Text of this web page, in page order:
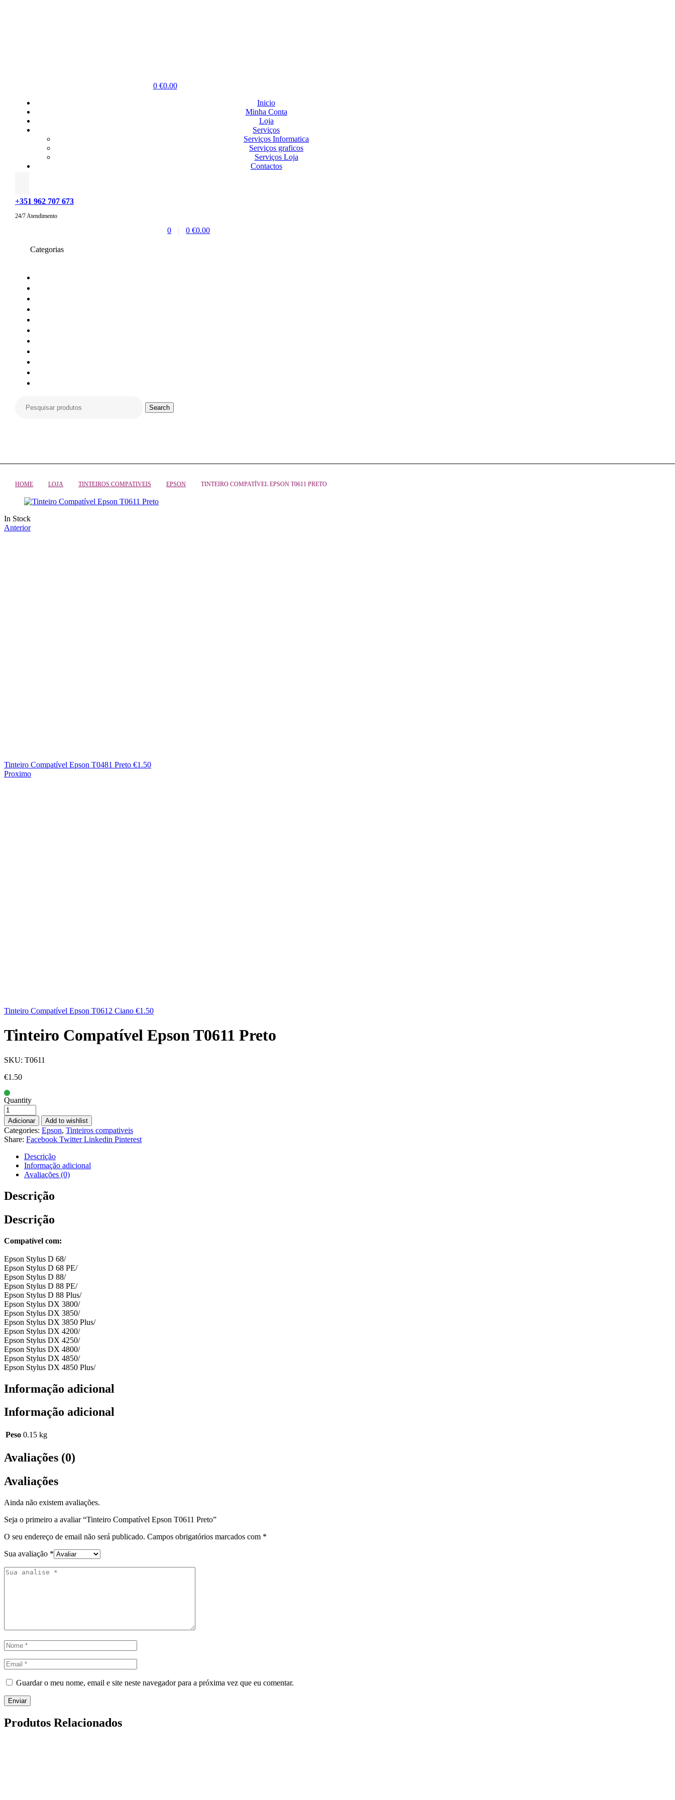
0 €0.00
Inicio
Minha Conta
Loja
Serviços
Serviços Informatica
Serviços graficos
Serviços Loja
Contactos
+351 962 707 673
24/7 Atendimento
0 0 €0.00
Categorias
Search
HOME LOJA TINTEIROS COMPATIVEIS EPSON TINTEIRO COMPATÍVEL EPSON T0611 PRETO
Availability:
In Stock
Anterior
Tinteiro Compatível Epson T0481 Preto €1.50
Proximo
Tinteiro Compatível Epson T0612 Ciano €1.50
Tinteiro Compatível Epson T0611 Preto
SKU: T0611
€1.50
Quantity
Adicionar Add to wishlist
Categories: Epson, Tinteiros compativeis
Share: Facebook Twitter Linkedin Pinterest
Descrição
Informação adicional
Avaliações (0)
Descrição
Descrição
Compatível com:
Epson Stylus D 68/
Epson Stylus D 68 PE/
Epson Stylus D 88/
Epson Stylus D 88 PE/
Epson Stylus D 88 Plus/
Epson Stylus DX 3800/
Epson Stylus DX 3850/
Epson Stylus DX 3850 Plus/
Epson Stylus DX 4200/
Epson Stylus DX 4250/
Epson Stylus DX 4800/
Epson Stylus DX 4850/
Epson Stylus DX 4850 Plus/
Informação adicional
Informação adicional
Peso 0.15 kg
Avaliações (0)
Avaliações
Ainda não existem avaliações.
Seja o primeiro a avaliar “Tinteiro Compatível Epson T0611 Preto”
O seu endereço de email não será publicado. Campos obrigatórios marcados com *
Sua avaliação *
Guardar o meu nome, email e site neste navegador para a próxima vez que eu comentar.
Produtos Relacionados